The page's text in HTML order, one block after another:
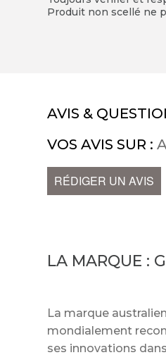
Produit non scellé ne
AVIS &
VOS AVIS SUR :
RÉDIGER UN AVIS
LA MARQUE :
La marque
mondialement
ses innovations